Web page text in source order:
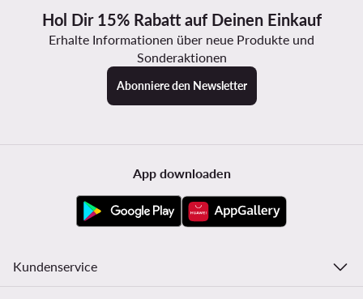
Hol Dir 15% Rabatt auf Deinen Einkauf
Erhalte Informationen über neue Produkte und
Sonderaktionen
Abonniere den Newsletter
App downloaden
Kundenservice